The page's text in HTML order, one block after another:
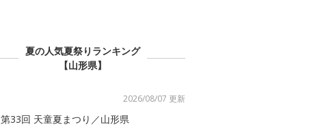
夏の人気夏祭りランキング
【山形県】
2026/08/07 更新
第33回 天童夏まつり／山形県